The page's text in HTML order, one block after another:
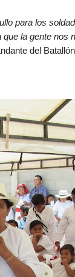
para los
la gente nos
del